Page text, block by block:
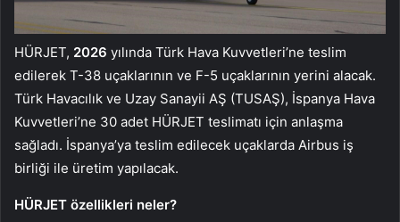
HÜRJET, 2026 yılında Türk Hava Kuvvetleri’ne teslim
edilerek T-38 uçaklarının ve F-5 uçaklarının yerini alacak.
Türk Havacılık ve Uzay Sanayii AŞ (TUSAŞ), İspanya Hava
Kuvvetleri’ne 30 adet HÜRJET teslimatı için anlaşma
sağladı. İspanya’ya teslim edilecek uçaklarda Airbus iş
birliği ile üretim yapılacak.
HÜRJET özellikleri neler?